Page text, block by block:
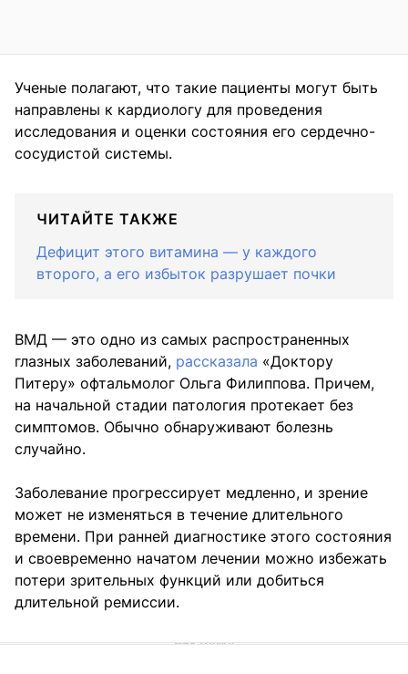
Ученые полагают, что такие пациенты могут быть
направлены к кардиологу для проведения
исследования и оценки состояния его сердечно-
сосудистой системы.
ЧИТАЙТЕ ТАКЖЕ
Дефицит этого витамина — у каждого
второго, а его избыток разрушает почки
ВМД — это одно из самых распространенных
глазных заболеваний, рассказала «Доктору
Питеру» офтальмолог Ольга Филиппова. Причем,
на начальной стадии патология протекает без
симптомов. Обычно обнаруживают болезнь
случайно.
Заболевание прогрессирует медленно, и зрение
может не изменяться в течение длительного
времени. При ранней диагностике этого состояния
и своевременно начатом лечении можно избежать
потери зрительных функций или добиться
длительной ремиссии.